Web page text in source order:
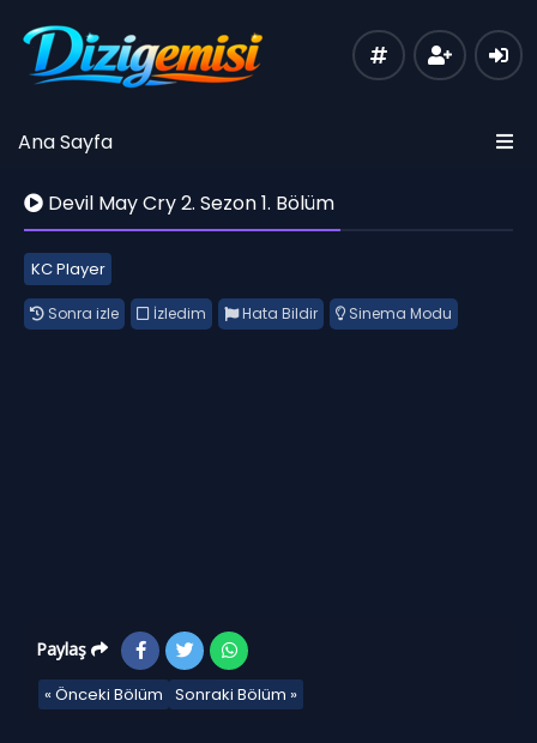
Ana Sayfa
Devil May Cry 2. Sezon 1. Bölüm
KC Player
Sonra izle İzledim Hata Bildir Sinema Modu
Paylaş
« Önceki Bölüm Sonraki Bölüm »